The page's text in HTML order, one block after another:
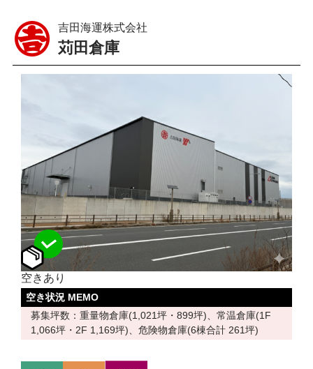
吉田海運株式会社
苅田倉庫
空きあり
空き状況 MEMO
募集坪数：重量物倉庫(1,021坪・899坪)、常温倉庫(1F
1,066坪・2F 1,169坪)、危険物倉庫(6棟合計 261坪)